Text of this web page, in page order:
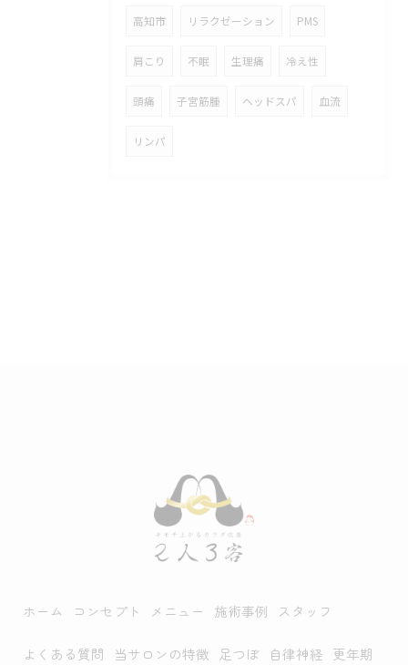
高知市 リラクゼーション PMS
肩こり 不眠 生理痛 冷え性
頭痛 子宮筋腫 ヘッドスパ 血流
リンパ
ホーム コンセプト メニュー 施術事例 スタッフ
よくある質問 当サロンの特徴 足つぼ 自律神経 更年期